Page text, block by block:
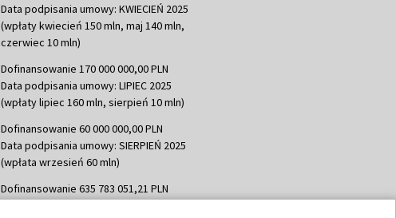
Data podpisania umowy: KWIECIEŃ 2025
(wpłaty kwiecień 150 mln, maj 140 mln,
czerwiec 10 mln)
Dofinansowanie 170 000 000,00 PLN
Data podpisania umowy: LIPIEC 2025
(wpłaty lipiec 160 mln, sierpień 10 mln)
Dofinansowanie 60 000 000,00 PLN
Data podpisania umowy: SIERPIEŃ 2025
(wpłata wrzesień 60 mln)
Dofinansowanie 635 783 051,21 PLN